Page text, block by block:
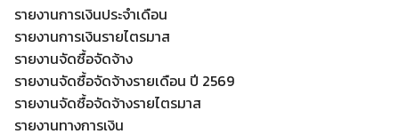
รายงานการเงินประจำเดือน
รายงานการเงินรายไตรมาส
รายงานจัดซื้อจัดจ้าง
รายงานจัดซื้อจัดจ้างรายเดือน ปี 2569
รายงานจัดซื้อจัดจ้างรายไตรมาส
รายงานทางการเงิน